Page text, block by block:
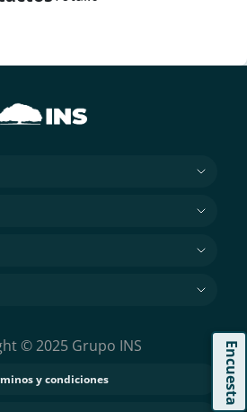
Encuesta
© 2025 Grupo INS
y condiciones